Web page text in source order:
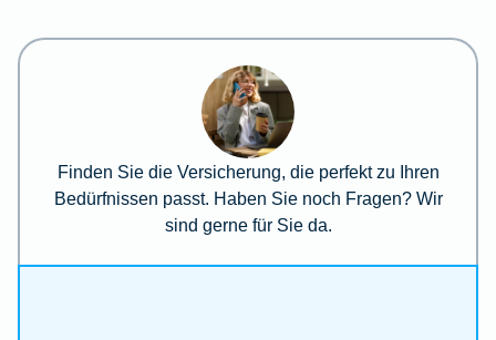
Finden Sie die Versicherung, die perfekt zu Ihren
Bedürfnissen passt. Haben Sie noch Fragen? Wir
sind gerne für Sie da.